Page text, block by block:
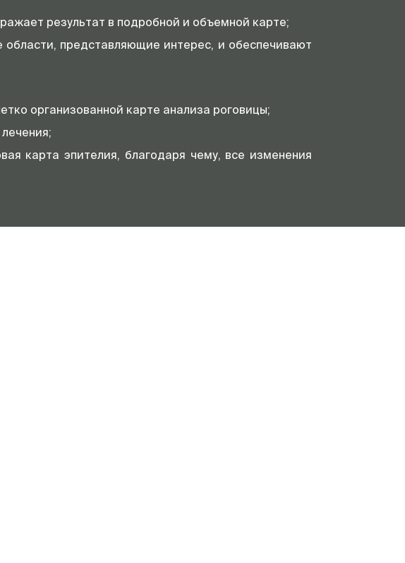
результат в подробной и объемной карте;
представляющие интерес, и обеспечивают
организованной карте анализа роговицы;
карта эпителия, благодаря чему, все изменения